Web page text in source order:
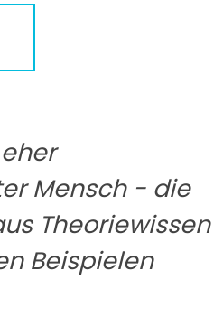
Mensch - die
Theoriewissen
Beispielen